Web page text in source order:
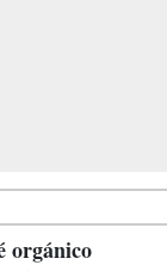
orgánico